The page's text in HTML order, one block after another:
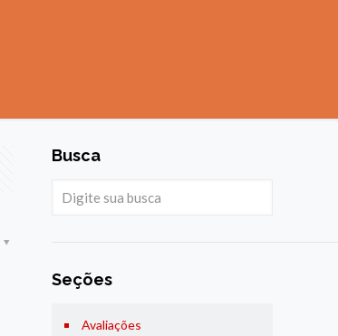
Busca
Seções
Avaliações